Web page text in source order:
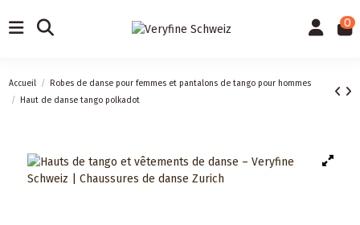
0
Accueil
Robes de danse pour femmes et pantalons de tango pour hommes
Haut de danse tango polkadot